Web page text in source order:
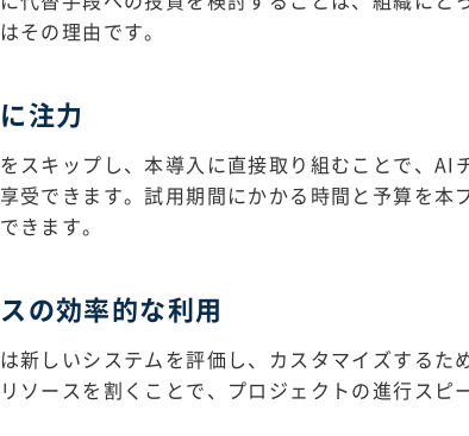
その理由です。
注力
スキップし、本導入に直接取り組むことで、AI
受できます。試用期間にかかる時間と予算を本
きます。
の効率的な利用
新しいシステムを評価し、カスタマイズするた
ソースを割くことで、プロジェクトの進行スピ